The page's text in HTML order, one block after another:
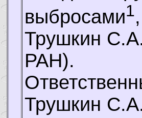
выбросами1,
Трушкин
РАН).
Трушкин